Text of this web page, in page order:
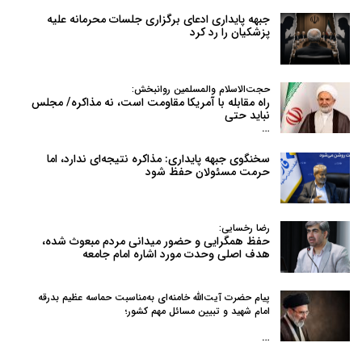
جبهه پایداری ادعای برگزاری جلسات محرمانه علیه
پزشکیان را رد کرد
حجت‌الاسلام والمسلمین روانبخش:
راه مقابله با آمریکا مقاومت است، نه مذاکره/ مجلس
نباید حتی
…
سخنگوی جبهه پایداری: مذاکره نتیجه‌ای ندارد، اما
حرمت مسئولان حفظ شود
رضا رخسایی:
حفظ همگرایی و حضور میدانی مردم مبعوث شده،
هدف اصلی وحدت مورد اشاره امام جامعه
پیام حضرت آیت‌الله خامنه‌ای به‌مناسبت حماسه عظیم بدرقه
امام شهید و تبیین مسائل مهم کشور؛
…